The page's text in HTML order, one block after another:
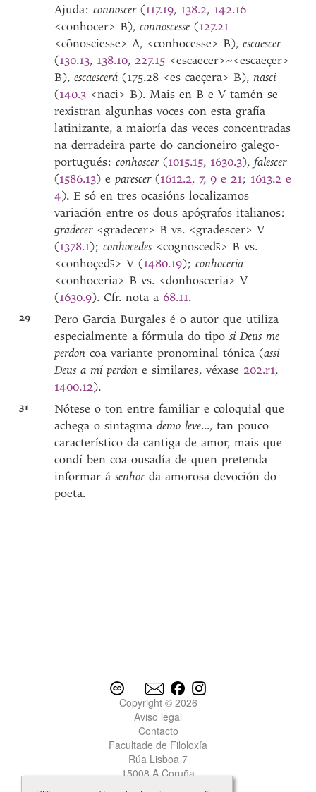
Ajuda:connoscer(117.19, 138.2, 142.16
<conhocer> B),connoscesse(127.21
<cõnosciesse> A, <conhocesse> B),escaescer
(130.13, 138.10, 227.15 <escaecer>~<escaeçer>
B),escaescerá(175.28 <es caeçera> B),nasci
(140.3 <naci> B). Mais en B e V tamén se
rexistran algunhas voces con esta grafía
latinizante, a maioría das veces concentradas
na derradeira parte do cancioneiro galego-
portugués:conhoscer(1015.15, 1630.3),falescer
(1586.13) eparescer(1612.2, 7, 9 e 21; 1613.2 e
4). E só en tres ocasións localizamos
variación entre os dous apógrafos italianos:
gradecer <gradecer> B vs. <gradescer> V
(1378.1);conhocedes <cognosceds̄> B vs.
<conhoçeds̄> V (1480.19);conhoceria
<conhoceria> B vs. <donhosceria> V
(1630.9). Cfr. nota a 68.11.
29
Pero Garcia Burgales é o autor que utiliza
especialmente a fórmula do tiposi Deus me
perdon coa variante pronominal tónica (assi
Deus a mí perdon e similares, véxase 202.r1,
1400.12).
31
Nótese o ton entre familiar e coloquial que
achega o sintagmademo leve..., tan pouco
característico da cantiga de amor, mais que
condí ben coa ousadía de quen pretenda
informar ásenhorda amorosa devoción do
poeta.
Copyright © 2026
Aviso legal
Contacto
Facultade de Filoloxía
Rúa Lisboa 7
15008 A Coruña